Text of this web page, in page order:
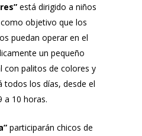
está dirigido a niños
objetivo que los
puedan operar en el
un pequeño
con palitos de colores y
todos los días, desde el
a 10 horas.
participarán chicos de